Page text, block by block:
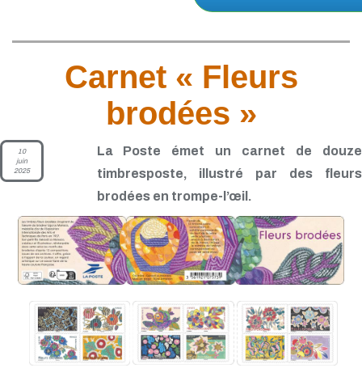
Carnet « Fleurs
brodées »
10
juin
2025
La Poste émet un carnet de douze
timbresposte, illustré par des fleurs
brodées en trompe-l’œil.